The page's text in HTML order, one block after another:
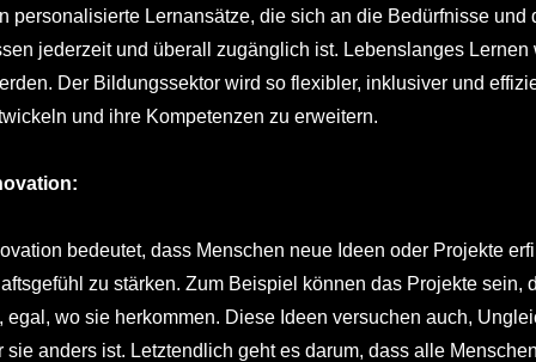
personalisierte Lernansätze, die sich an die Bedürfnisse
jederzeit und überall zugänglich ist. Lebenslanges
Der Bildungssektor wird so flexibler, inklusiver und
und ihre Kompetenzen zu erweitern.
bedeutet, dass Menschen neue Ideen oder Projekte
zu stärken. Zum Beispiel können das Projekte
egal, wo sie herkommen. Diese Ideen versuchen auch,
sie anders ist. Letztendlich geht es darum, dass alle